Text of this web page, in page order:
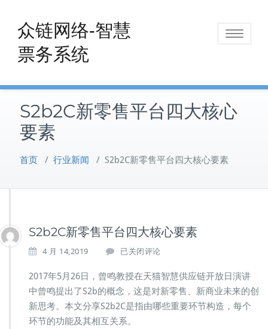
content
众链网络-智慧
票务系统
Toggle
S2b2C新零售平台四大核心
要素
首页 / 行业新闻 / S2b2C新零售平台四大核心要素
S2b2C新零售平台四大核心要素
4 月 14,2019
S
b
2
C
新
零
已关闭评论
2017年5月26日，曾鸣教授在天猫智慧供应链开放日演讲
中曾鸣提出了S2b的概念，这是对新零售、新商业未来的创
新思考。本文分享S2b2C是指由哪些重要环节构造，每个
环节的功能及其相互关系。